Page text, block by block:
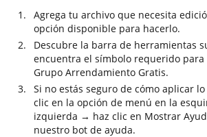
Agrega tu archivo que necesita
opción disponible para hacerlo.
Descubre la barra de herramientas
encuentra el símbolo requerido
Grupo Arrendamiento Gratis.
Si no estás seguro de cómo aplicar
clic en la opción de menú en la
izquierda → haz clic en Mostrar
nuestro bot de ayuda.